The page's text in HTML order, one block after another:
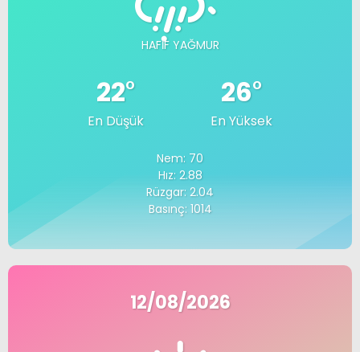
HAFIF YAĞMUR
22°
En Düşük
26°
En Yüksek
Nem: 70
Hız: 2.88
Rüzgar: 2.04
Basınç: 1014
12/08/2026